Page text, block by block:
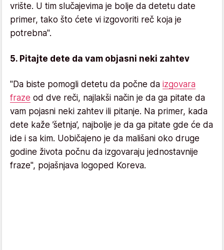
vrište. U tim slučajevima je bolje da detetu date
primer, tako što ćete vi izgovoriti reč koja je
potrebna".
5. Pitajte dete da vam objasni neki zahtev
"Da biste pomogli detetu da počne da izgovara
fraze od dve reči, najlakši način je da ga pitate da
vam pojasni neki zahtev ili pitanje. Na primer, kada
dete kaže ’šetnja’, najbolje je da ga pitate gde će da
ide i sa kim. Uobičajeno je da mališani oko druge
godine života počnu da izgovaraju jednostavnije
fraze", pojašnjava logoped Koreva.